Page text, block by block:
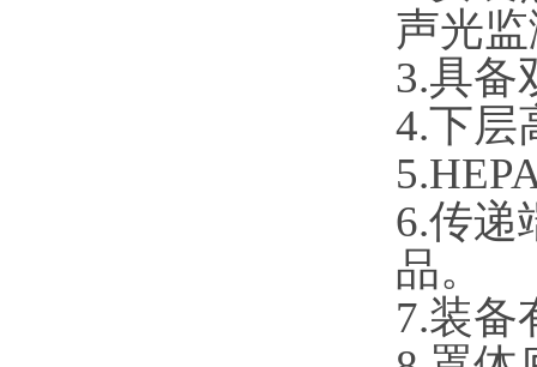
声光
3.具备
4.下层
6.传递
品。
7.装备